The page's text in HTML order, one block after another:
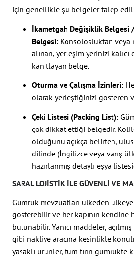
için genellikle şu belgeler talep
İkametgah Değişiklik Belgesi
Belgesi: Konsolosluktan veya
alınan, yerleşim yerinizi
kanıtlayan belge.
Oturma ve Çalışma İzinleri:
olarak yerleştiğinizi gösteren
Çeki Listesi (Packing List):
çok dikkat ettiği belgedir.
olduğunu açıkça belirten,
dilinde (İngilizce veya varış
hazırlanmış detaylı eşya
SARAL LOJISTIK ILE GÜVENLI VE
Gümrük mevzuatları ülkeden
gösterebilir ve her kapının kendine
bulunabilir. Yanıcı maddeler,
gibi nakliye aracına kesinlikle
yasaklı ürünler, tüm tırın gümrükte